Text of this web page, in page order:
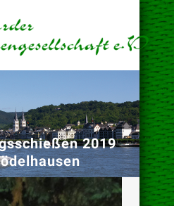
2019